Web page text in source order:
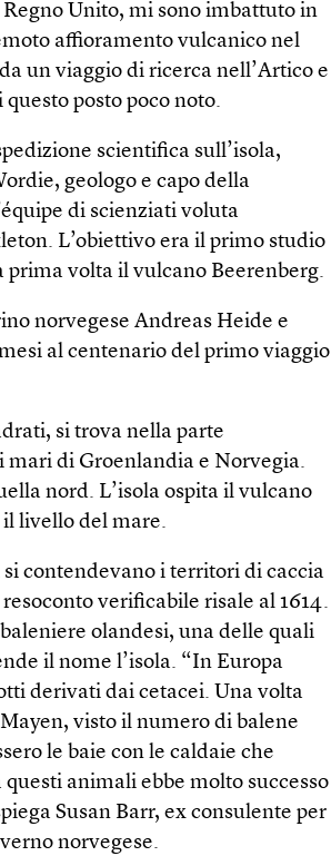
Unito, mi sono imbattuto in
affioramento vulcanico nel
un viaggio di ricerca nell’Artico e
posto poco noto.
scientifica sull’isola,
geologo e capo della
di scienziati voluta
L’obiettivo era il primo studio
prima volta il vulcano Beerenberg.
norvegese Andreas Heide e
al centenario del primo viaggio
si trova nella parte
di Groenlandia e Norvegia.
nord. L’isola ospita il vulcano
livello del mare.
contendevano i territori di caccia
verificabile risale al 1614.
olandesi, una delle quali
il nome l’isola. “In Europa
derivati dai cetacei. Una volta
visto il numero di balene
le baie con le caldaie che
animali ebbe molto successo
Susan Barr, ex consulente per
norvegese.